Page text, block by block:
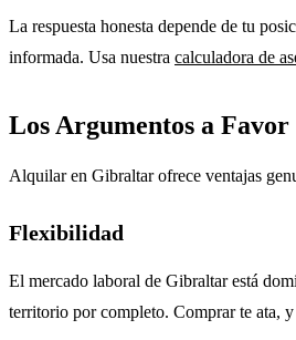
La respuesta honesta depende de tu
informada. Usa nuestra calculadora de
Los Argumentos a
Alquilar en Gibraltar ofrece ventajas
Flexibilidad
El mercado laboral de Gibraltar está
territorio por completo. Comprar te ata,